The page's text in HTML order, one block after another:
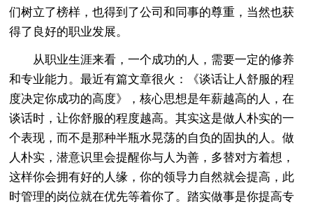
们树立了榜样，也得到了公司和同事的尊重，当然也获
得了良好的职业发展。
从职业生涯来看，一个成功的人，需要一定的修养
和专业能力。最近有篇文章很火：《谈话让人舒服的程
度决定你成功的高度》，核心思想是年薪越高的人，在
谈话时，让你舒服的程度越高。其实这是做人朴实的一
个表现，而不是那种半瓶水晃荡的自负的固执的人。做
人朴实，潜意识里会提醒你与人为善，多替对方着想，
这样你会拥有好的人缘，你的领导力自然就会提高，此
时管理的岗位就在优先等着你了。踏实做事是你提高专